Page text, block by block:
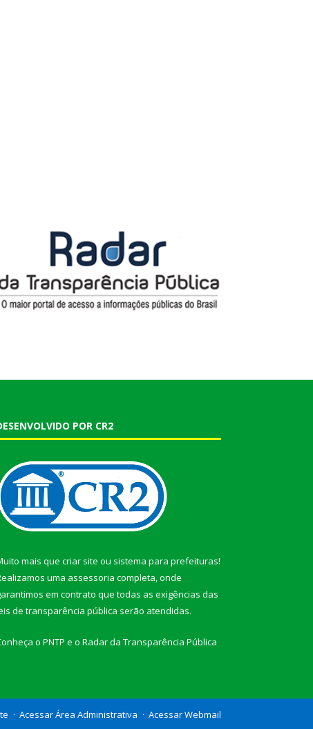
POR CR2
mais que criar site ou sistema para prefeituras!
uma assessoria completa, onde
em contrato que todas as exigências das
de transparência pública serão atendidas.
o PNTP e o Radar da Transparência Pública
Acessar Área Administrativa Acessar Webmail